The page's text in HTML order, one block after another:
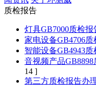
质检报告
灯具GB7000质检
家电设备GB4706
智能设备GB4943
音视频产品
14 ]
第三方质检报告办